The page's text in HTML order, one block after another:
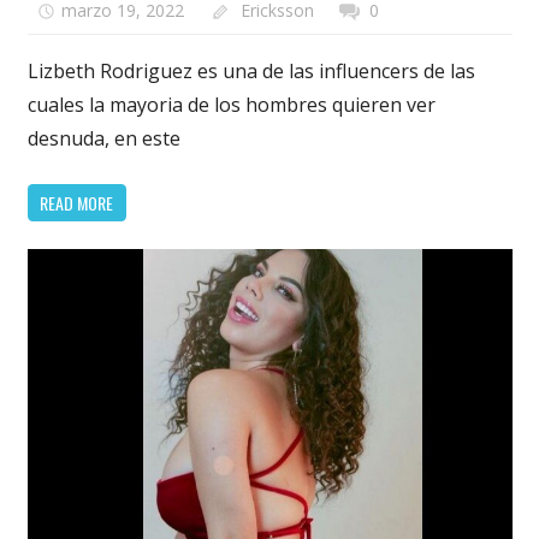
marzo 19, 2022 Ericksson 0
Lizbeth Rodriguez es una de las influencers de las
cuales la mayoria de los hombres quieren ver
desnuda, en este
READ MORE